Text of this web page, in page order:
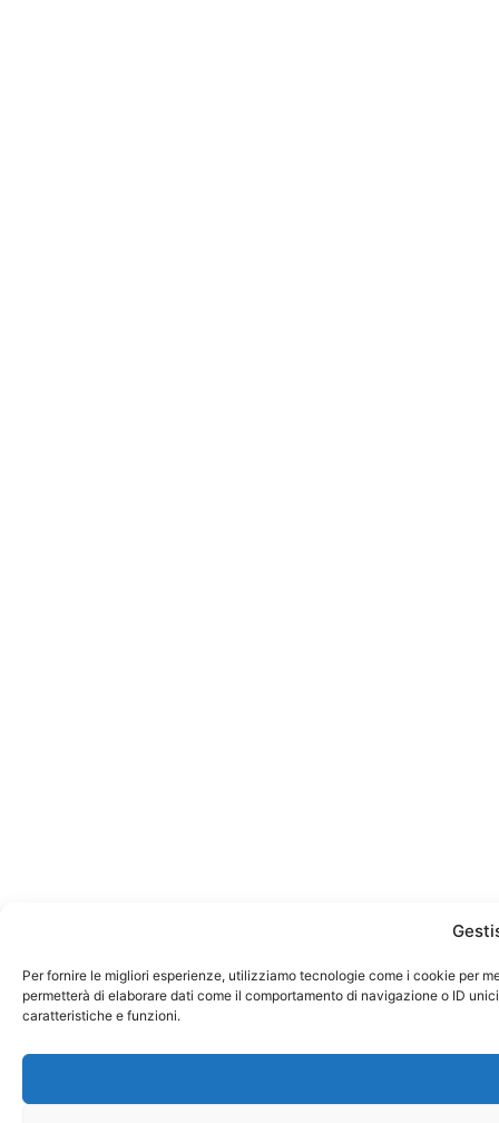
Per fornire le migliori esperienze, utilizziamo tecnologie come i cookie per
permetterà di elaborare dati come il comportamento di navigazione o ID
caratteristiche e funzioni.